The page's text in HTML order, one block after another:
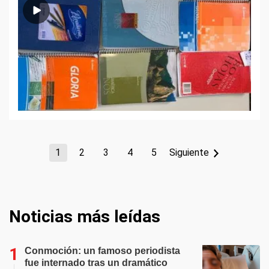
1 2 3 4 5 Siguiente
Noticias más leídas
Conmoción: un famoso periodista
fue internado tras un dramático